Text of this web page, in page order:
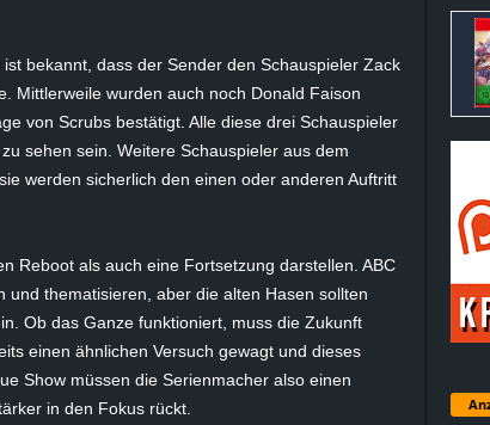
bekannt, dass der Sender den Schauspieler Zack
Mittlerweile wurden auch noch Donald Faison
von Scrubs bestätigt. Alle diese drei Schauspieler
sehen sein. Weitere Schauspieler aus dem
werden sicherlich den einen oder anderen Auftritt
Reboot als auch eine Fortsetzung darstellen. ABC
thematisieren, aber die alten Hasen sollten
Ob das Ganze funktioniert, muss die Zukunft
einen ähnlichen Versuch gewagt und dieses
Show müssen die Serienmacher also einen
in den Fokus rückt.